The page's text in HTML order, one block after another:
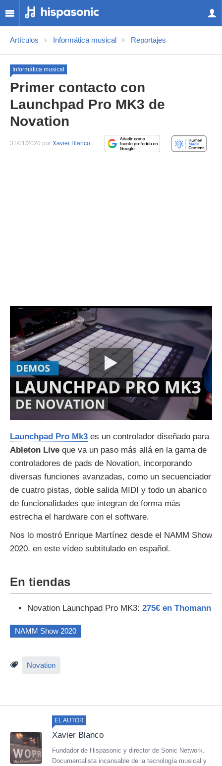
Artículos Informática musical Reportajes
Informática musical
Primer contacto con
Launchpad Pro MK3 de
Novation
31/01/2020 por Xavier Blanco
Launchpad Pro Mk3 es un controlador diseñado para
Ableton Live que va un paso más allá en la gama de
controladores de pads de Novation, incorporando
diversas funciones avanzadas, como un secuenciador
de cuatro pistas, doble salida MIDI y todo un abanico
de funcionalidades que integran de forma más
estrecha el hardware con el software.
Nos lo mostró Enrique Martínez desde el NAMM Show
2020, en este vídeo subtitulado en español.
En tiendas
Novation Launchpad Pro MK3: 275€ en Thomann
NAMM Show 2020
Novation
EL AUTOR
Xavier Blanco
Fundador de Hispasonic y director de Sonic Network.
Documentalista incansable de la tecnología musical y